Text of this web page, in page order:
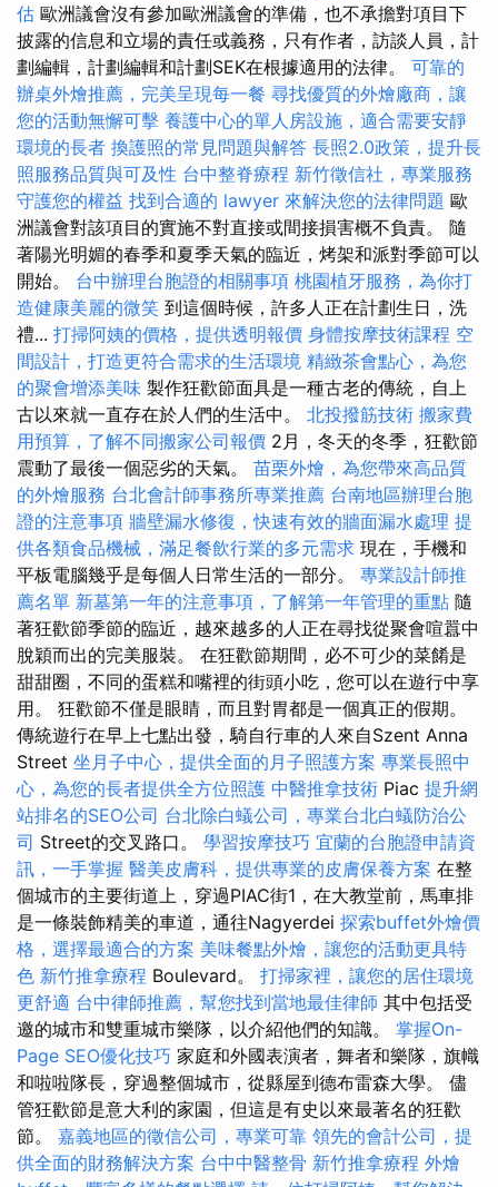
估 歐洲議會沒有參加歐洲議會的準備，也不承擔對項目下
披露的信息和立場的責任或義務，只有作者，訪談人員，計
劃編輯，計劃編輯和計劃SEK在根據適用的法律。 可靠的
辦桌外燴推薦，完美呈現每一餐 尋找優質的外燴廠商，讓
您的活動無懈可擊 養護中心的單人房設施，適合需要安靜
環境的長者 換護照的常見問題與解答 長照2.0政策，提升長
照服務品質與可及性 台中整脊療程 新竹徵信社，專業服務
守護您的權益 找到合適的 lawyer 來解決您的法律問題 歐
洲議會對該項目的實施不對直接或間接損害概不負責。 隨
著陽光明媚的春季和夏季天氣的臨近，烤架和派對季節可以
開始。 台中辦理台胞證的相關事項 桃園植牙服務，為你打
造健康美麗的微笑 到這個時候，許多人正在計劃生日，洗
禮... 打掃阿姨的價格，提供透明報價 身體按摩技術課程 空
間設計，打造更符合需求的生活環境 精緻茶會點心，為您
的聚會增添美味 製作狂歡節面具是一種古老的傳統，自上
古以來就一直存在於人們的生活中。 北投撥筋技術 搬家費
用預算，了解不同搬家公司報價 2月，冬天的冬季，狂歡節
震動了最後一個惡劣的天氣。 苗栗外燴，為您帶來高品質
的外燴服務 台北會計師事務所專業推薦 台南地區辦理台胞
證的注意事項 牆壁漏水修復，快速有效的牆面漏水處理 提
供各類食品機械，滿足餐飲行業的多元需求 現在，手機和
平板電腦幾乎是每個人日常生活的一部分。 專業設計師推
薦名單 新墓第一年的注意事項，了解第一年管理的重點 隨
著狂歡節季節的臨近，越來越多的人正在尋找從聚會喧囂中
脫穎而出的完美服裝。 在狂歡節期間，必不可少的菜餚是
甜甜圈，不同的蛋糕和嘴裡的​​街頭小吃，您可以在遊行中享
用。 狂歡節不僅是眼睛，而且對胃都是一個真正的假期。
傳統遊行在早上七點出發，騎自行車的人來自Szent Anna
Street 坐月子中心，提供全面的月子照護方案 專業長照中
心，為您的長者提供全方位照護 中醫推拿技術 Piac 提升網
站排名的SEO公司 台北除白蟻公司，專業台北白蟻防治公
司 Street的交叉路口。 學習按摩技巧 宜蘭的台胞證申請資
訊，一手掌握 醫美皮膚科，提供專業的皮膚保養方案 在整
個城市的主要街道上，穿過PIAC街1，在大教堂前，馬車排
是一條裝飾精美的車道，通往Nagyerdei 探索buffet外燴價
格，選擇最適合的方案 美味餐點外燴，讓您的活動更具特
色 新竹推拿療程 Boulevard。 打掃家裡，讓您的居住環境
更舒適 台中律師推薦，幫您找到當地最佳律師 其中包括受
邀的城市和雙重城市樂隊，以介紹他們的知識。 掌握On-
Page SEO優化技巧 家庭和外國表演者，舞者和樂隊，旗幟
和啦啦隊長，穿過整個城市，從縣屋到德布雷森大學。 儘
管狂歡節是意大利的家園，但這是有史以來最著名的狂歡
節。 嘉義地區的徵信公司，專業可靠 領先的會計公司，提
供全面的財務解決方案 台中中醫整骨 新竹推拿療程 外燴